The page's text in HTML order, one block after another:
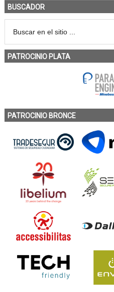
BUSCADOR
PATROCINIO PLATA
PATROCINIO BRONCE